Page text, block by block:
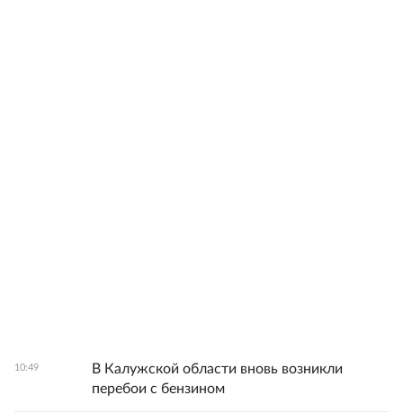
10:49
В Калужской области вновь возникли
перебои с бензином